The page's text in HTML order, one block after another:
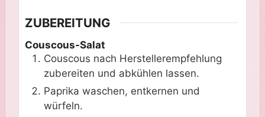
ZUBEREITUNG
Couscous-Salat
Couscous nach Herstellerempfehlung
zubereiten und abkühlen lassen.
Paprika waschen, entkernen und
würfeln.